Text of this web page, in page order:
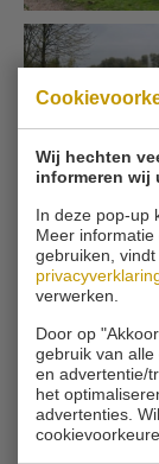
Wij hechten
informeren wij
In deze pop-up
Meer
gebruiken,
verwerken.
Door op
gebruik van
en advertentie/
het
advertenties.